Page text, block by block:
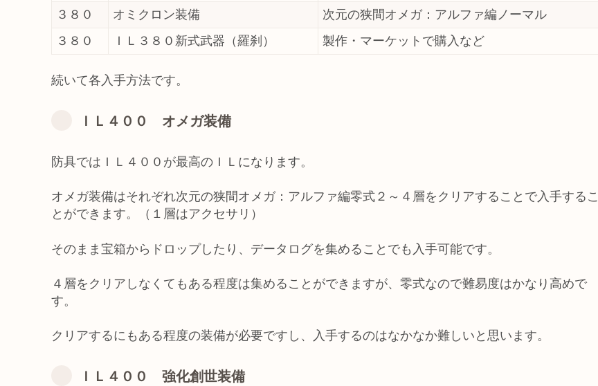
３８０
オミクロン装備
次元の狭間オメガ：アルファ編ノーマル
３８０
ＩＬ３８０新式武器（羅刹） 製作・マーケットで購入など
続いて各入手方法です。
ＩＬ４００ オメガ装備
防具ではＩＬ４００が最高のＩＬになります。
オメガ装備はそれぞれ次元の狭間オメガ：アルファ編零式２～４層をクリアすることで入手するこ
とができます。（１層はアクセサリ）
そのまま宝箱からドロップしたり、データログを集めることでも入手可能です。
４層をクリアしなくてもある程度は集めることができますが、零式なので難易度はかなり高めで
す。
クリアするにもある程度の装備が必要ですし、入手するのはなかなか難しいと思います。
ＩＬ４００ 強化創世装備